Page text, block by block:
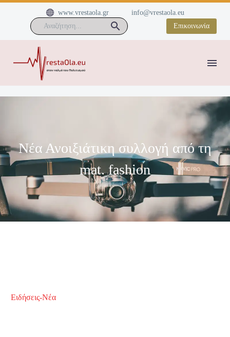

 www.vrestaola.gr
info@vrestaola.eu
Επικοινωνία
Νέα Ανοιξιάτικη συλλογή από τη
mat. fashion
Ειδήσεις-Νέα